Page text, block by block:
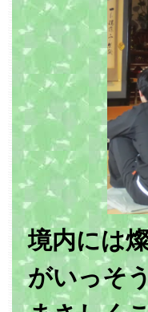
境内には
がいっそ